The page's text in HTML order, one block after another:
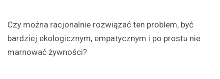
Czy można racjonalnie rozwiązać ten problem, być
bardziej ekologicznym, empatycznym i po prostu nie
marnować żywności?